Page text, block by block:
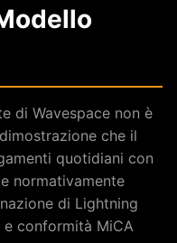
di Wavespace non è
che il
quotidiani con
normativamente
di Lightning
conformità MiCA